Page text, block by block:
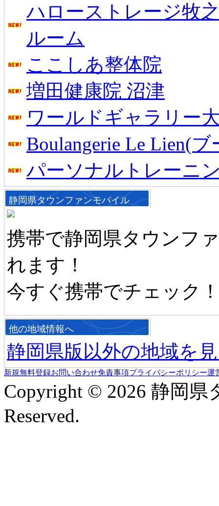
ハローストレージ牧
ルーム
ここしあ整体院
増田健康院 沼津
ワールドギャラリー
Boulangerie Le Lien(
パーソナルトレーニ
静岡県タウンファンモバイル
携帯で静岡県タウンフ
れます！
今すぐ携帯でチェック
他の地域情報へ
静岡県版以外の地域を
新規無料登録お問い合わせ免責事項プライバシーポリシー運
Copyright © 2026 静岡
Reserved.